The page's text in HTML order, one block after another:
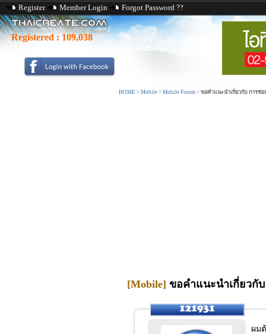
Register Member Login Forgot Password ??
Registered : 109,038
HOME > Mobile > Mobile Forum > ขอคำแนะนำเกี่ยวกับ การซ่
[Mobile] ขอคำแนะนำเกี่ยวกั
ผม